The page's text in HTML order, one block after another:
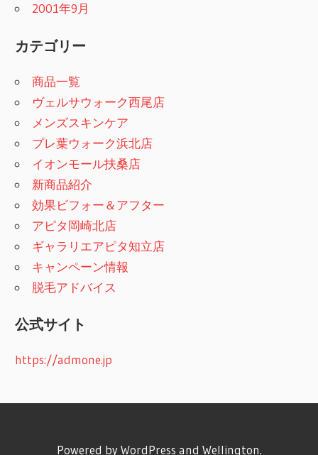
2001年9月
カテゴリー
商品一覧
ヴェルサウォーク西尾店
メンズスキンケア
プレ葉ウォーク浜北店
イオンモール扶桑店
新商品紹介
効果ビフォー＆アフター
アピタ岡崎北店
ギャラリエアピタ知立店
キャンペーン情報
脱毛アドバイス
公式サイト
https://admone.jp
Powered byWordPress and Wellington.